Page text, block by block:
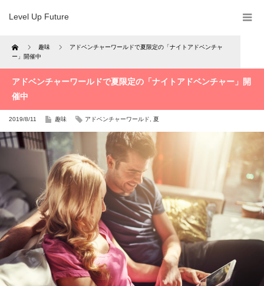
Level Up Future
Home 趣味
アドベンチャーワールドで夏限定の「ナイトアドベンチャ
ー」開催中
アドベンチャーワールドで夏限定の「ナイトアドベンチャー」開
催中
2019/8/11 趣味 アドベンチャーワールド 夏